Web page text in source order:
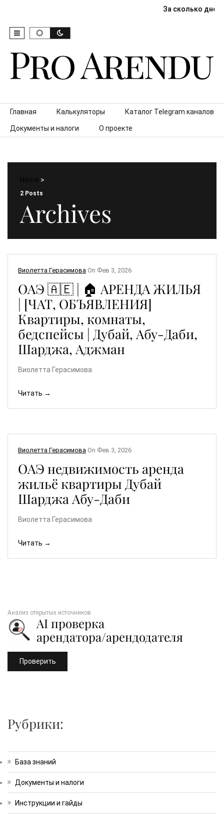
За сколько дней
Skip to content
Главная Калькуляторы Каталог Telegram каналов
Документы и налоги О проекте
Home >
2 Posts
Archives
Виолетта Герасимова On Фев 3, 2026
ОАЭ 🇦🇪 | 🏠 АРЕНДА ЖИЛЬЯ
| [ЧАТ, ОБЪЯВЛЕНИЯ]
Квартиры, комнаты,
бедспейсы | Дубай, Абу-Даби,
Шарджа, Аджман
Виолетта Герасимова
Читать →
Виолетта Герасимова On Фев 3, 2026
ОАЭ недвижимость аренда
жильё квартиры Дубай
Шарджа Абу-Даби
Виолетта Герасимова
Читать →
Анализ открытых источников
AI проверка
арендатора/арендодателя
Проверить
Рубрики:
База знаний
Документы и налоги
Инструкции и гайды